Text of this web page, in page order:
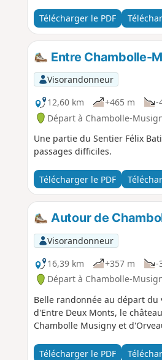
Télécharger le PDF
Entre Chambolle-
Visorandonneur
12,60 km
+465 m -
Départ à Chambolle-
Une partie du Sentier Félix
passages difficiles.
Télécharger le PDF
Autour de
Visorandonneur
16,39 km
+357 m -
Départ à Chambolle-
Belle randonnée au départ du
d'Entre Deux Monts, le
Chambolle Musigny et
Télécharger le PDF